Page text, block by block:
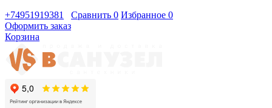
+74951919381
Сравнить 0 Избранное 0
Оформить заказ
Корзина